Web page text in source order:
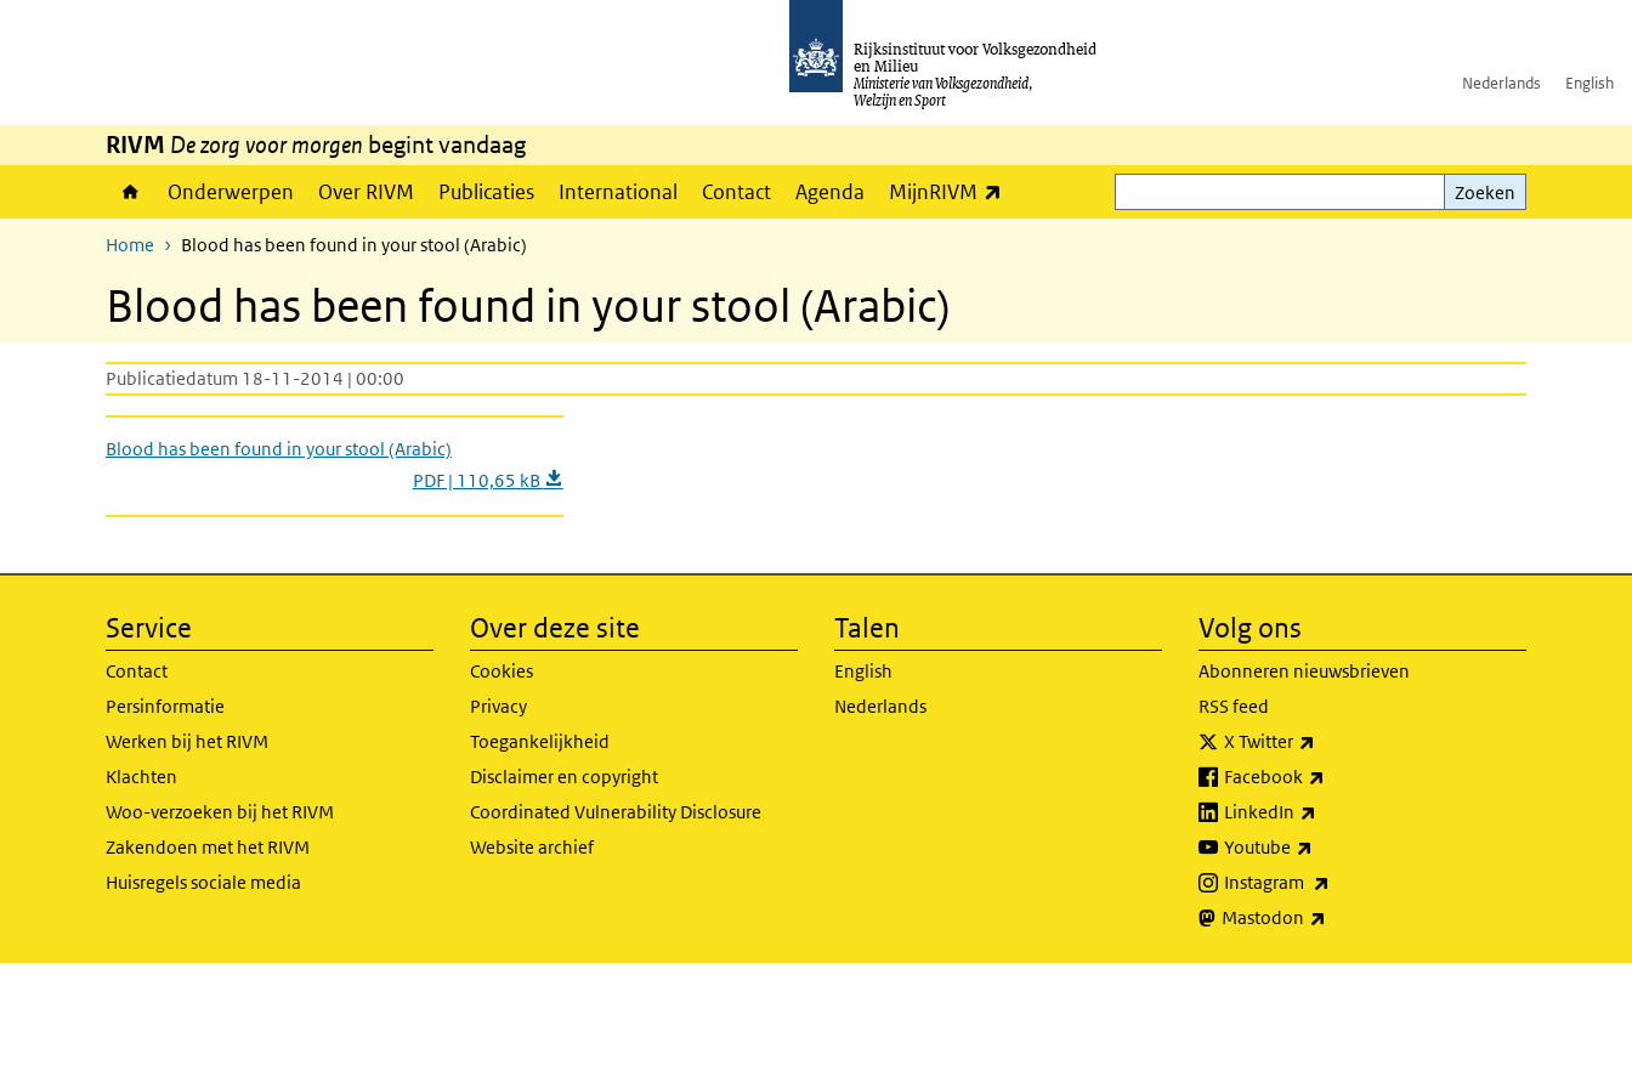
Rijksinstituut voor Volksgezondheid
en Milieu
Ministerie van Volksgezondheid,
Welzijn en Sport
Nederlands English
RIVM De zorg voor morgen begint vandaag
Onderwerpen Over RIVM Publicaties International Contact Agenda MijnRIVM
Zoeken
Zoeken
Home Blood has been found in your stool (Arabic)
Blood has been found in your stool (Arabic)
Publicatiedatum 18-11-2014 | 00:00
Blood has been found in your stool (Arabic)
PDF | 110,65 kB
Service
Contact
Persinformatie
Werken bij het RIVM
Klachten
Woo-verzoeken bij het RIVM
Zakendoen met het RIVM
Huisregels sociale media
Over deze site
Cookies
Privacy
Toegankelijkheid
Disclaimer en copyright
Coordinated Vulnerability Disclosure
Website archief
Talen
English
Nederlands
Volg ons
Abonneren nieuwsbrieven
RSS feed
X Twitter
Facebook
LinkedIn
Youtube
Instagram
Mastodon